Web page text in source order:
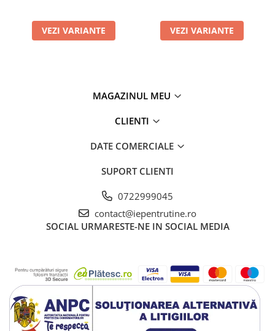
VEZI VARIANTE VEZI VARIANTE
MAGAZINUL MEU
CLIENTI
DATE COMERCIALE
SUPORT CLIENTI
0722999045
contact@iepentrutine.ro
SOCIAL URMARESTE-NE IN SOCIAL MEDIA